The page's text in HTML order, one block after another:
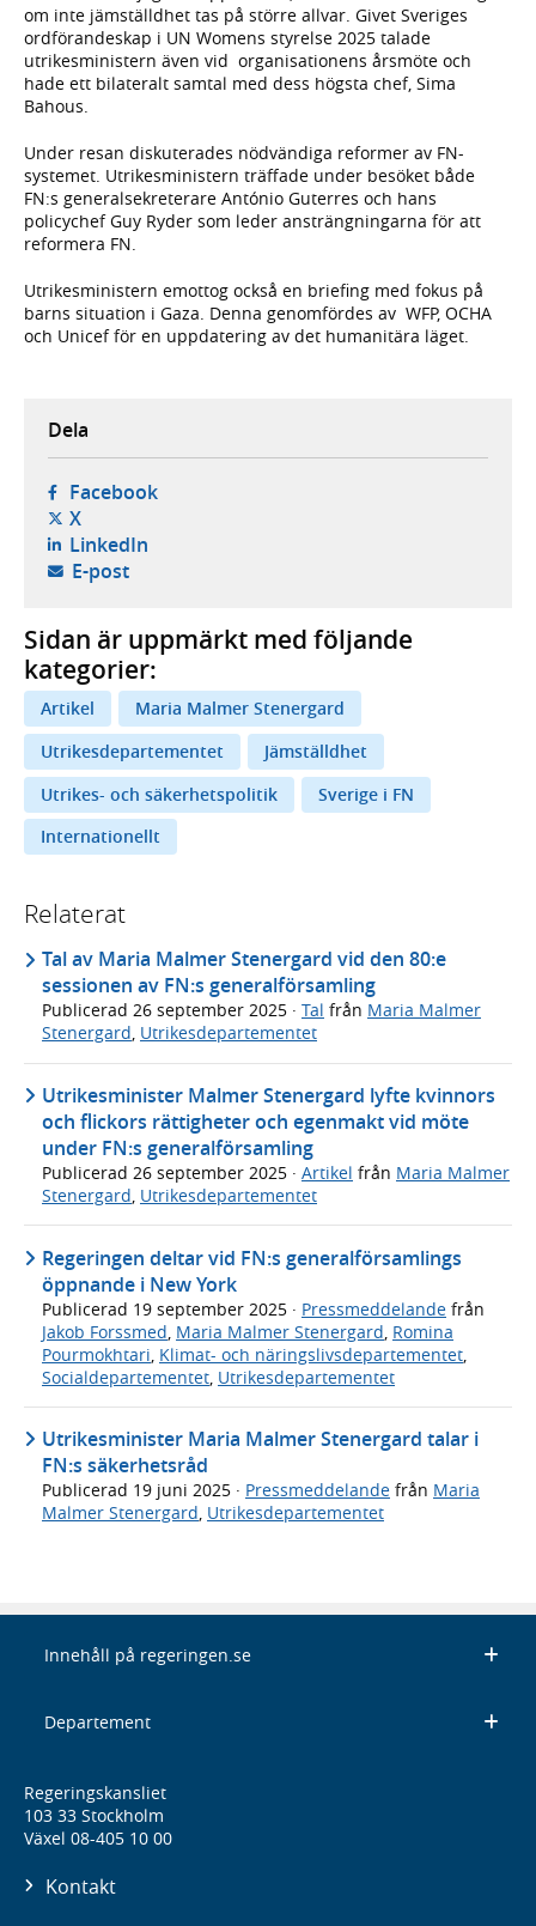
om inte jämställdhet tas på större allvar. Givet Sveriges
ordförandeskap i UN Womens styrelse 2025 talade
utrikesministern även vid organisationens årsmöte och
hade ett bilateralt samtal med dess högsta chef, Sima
Bahous.
Under resan diskuterades nödvändiga reformer av FN-
systemet. Utrikesministern träffade under besöket både
FN:s generalsekreterare António Guterres och hans
policychef Guy Ryder som leder ansträngningarna för att
reformera FN.
Utrikesministern emottog också en briefing med fokus på
barns situation i Gaza. Denna genomfördes av WFP, OCHA
och Unicef för en uppdatering av det humanitära läget.
Dela
Facebook- öppnas i ny flik, extern webbplats,
X- öppnas i ny flik, extern webbplats,
LinkedIn- öppnas i ny flik, extern webbplats,
E-post- öppnar din e-postklient,
Sidan är uppmärkt med följande
kategorier:
Artikel
Maria Malmer Stenergard
Utrikesdepartementet
Jämställdhet
Utrikes- och säkerhetspolitik
Sverige i FN
Internationellt
Relaterat
Tal av Maria Malmer Stenergard vid den 80:e
sessionen av FN:s generalförsamling
Publicerad 26 september 2025 · Tal från Maria Malmer
Stenergard, Utrikesdepartementet
Utrikesminister Malmer Stenergard lyfte kvinnors
och flickors rättigheter och egenmakt vid möte
under FN:s generalförsamling
Publicerad 26 september 2025 · Artikel från Maria Malmer
Stenergard, Utrikesdepartementet
Regeringen deltar vid FN:s generalförsamlings
öppnande i New York
Publicerad 19 september 2025 · Pressmeddelande från
Jakob Forssmed Maria Malmer Stenergard Romina
Pourmokhtari Klimat- och näringslivsdepartementet
Socialdepartementet Utrikesdepartementet
Utrikesminister Maria Malmer Stenergard talar i
FN:s säkerhetsråd
Publicerad 19 juni 2025 · Pressmeddelande från Maria
Malmer Stenergard, Utrikesdepartementet
Innehåll på regeringen.se
Departement
Regeringskansliet
103 33 Stockholm
Växel 08-405 10 00
Kontakt